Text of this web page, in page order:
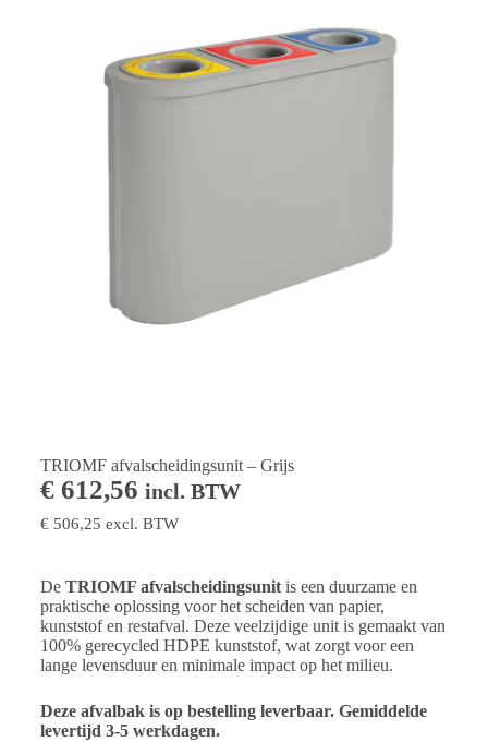
TRIOMF afvalscheidingsunit – Grijs
€612,56 incl. BTW
€506,25 excl. BTW
De TRIOMF afvalscheidingsunitis een duurzame en
praktische oplossing voor het scheiden van papier,
kunststof en restafval. Deze veelzijdige unit is gemaakt van
100% gerecycled HDPE kunststof, wat zorgt voor een
lange levensduur en minimale impact op het milieu.
Deze afvalbak is op bestelling leverbaar. Gemiddelde
levertijd 3-5 werkdagen.